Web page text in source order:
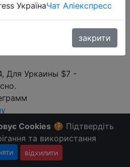
от 2х бабин. По акции -
Для Уркаины $7 -
Cookies 🍪 Підтвердіть
та використання
відхилити
УкраїнаЧат Аліекспресс
закрити